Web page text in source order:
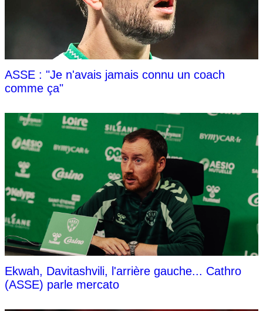
ASSE : "Je n'avais jamais connu un coach
comme ça"
Ekwah, Davitashvili, l'arrière gauche... Cathro
(ASSE) parle mercato